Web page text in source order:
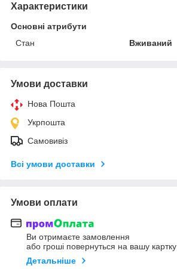
Характеристики
Основні атрибути
Стан
Вживаний
Умови доставки
Нова Пошта
Укрпошта
Самовивіз
Всі умови доставки
Умови оплати
Ви отримаєте замовлення
або гроші повернуться на вашу картку
Детальніше